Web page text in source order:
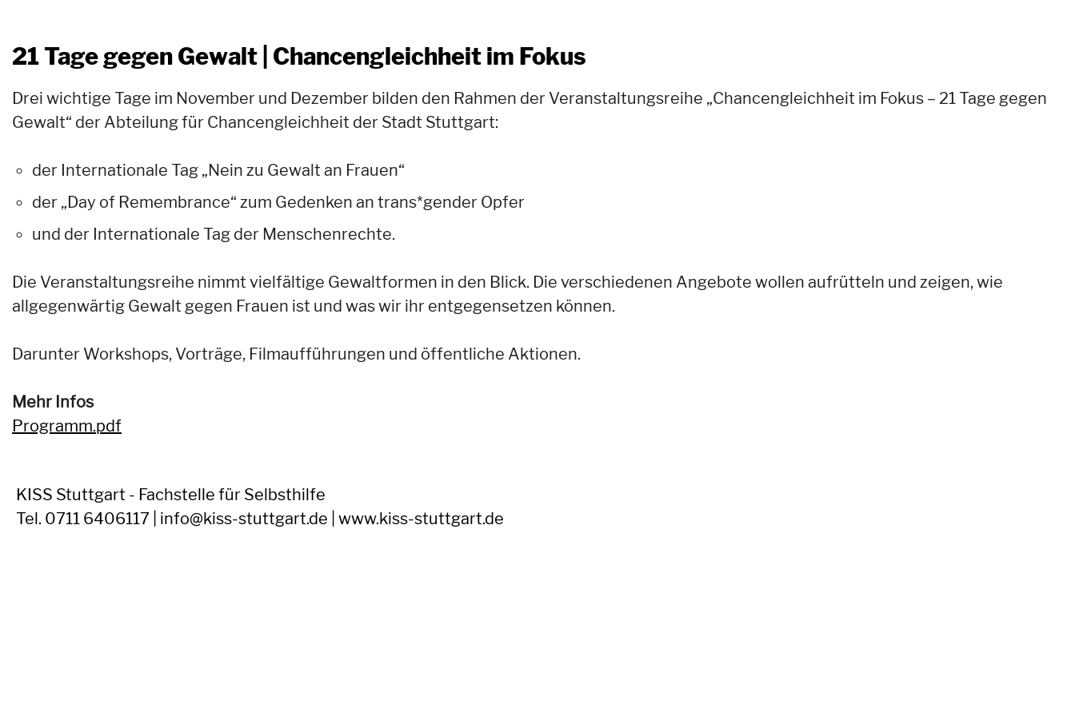
21 Tage gegen Gewalt | Chancengleichheit im Fokus
Drei wichtige Tage im November und Dezember bilden den Rahmen der Veranstaltungsreihe „Chancengleichheit im Fokus – 21 Tage gegen
Gewalt“ der Abteilung für Chancengleichheit der Stadt Stuttgart:
der Internationale Tag „Nein zu Gewalt an Frauen“
der „Day of Remembrance“ zum Gedenken an trans*gender Opfer
und der Internationale Tag der Menschenrechte.
Die Veranstaltungsreihe nimmt vielfältige Gewaltformen in den Blick. Die verschiedenen Angebote wollen aufrütteln und zeigen, wie
allgegenwärtig Gewalt gegen Frauen ist und was wir ihr entgegensetzen können.
Darunter Workshops, Vorträge, Filmaufführungen und öffentliche Aktionen.
Mehr Infos
Programm.pdf
KISS Stuttgart - Fachstelle für Selbsthilfe
Tel. 0711 6406117 | info@kiss-stuttgart.de | www.kiss-stuttgart.de